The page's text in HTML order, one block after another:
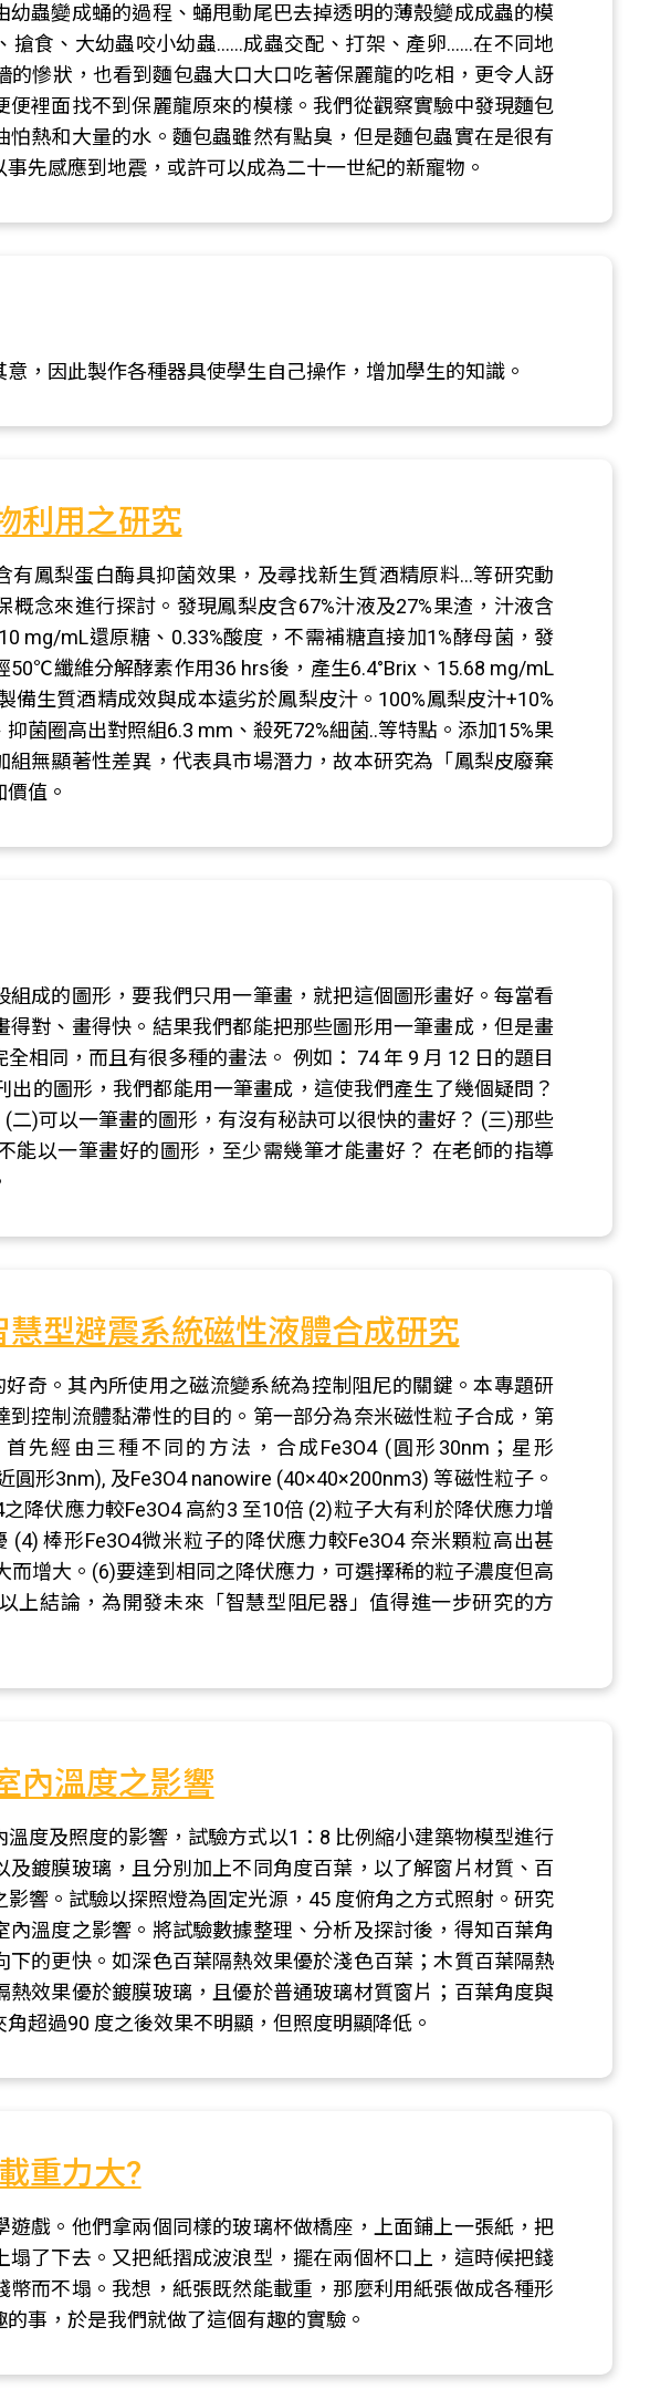
蟲變成蛹的過程、蛹甩動尾巴去掉透明的薄殼變成成蟲的模
食、大幼蟲咬小幼蟲......成蟲交配、打架、產卵......在不同地
的慘狀，也看到麵包蟲大口大口吃著保麗龍的吃相，更令人訝
裡面找不到保麗龍原來的模樣。我們從觀察實驗中發現麵包
熱和大量的水。麵包蟲雖然有點臭，但是麵包蟲實在是很有
先感應到地震，或許可以成為二十一世紀的新寵物。
，因此製作各種器具使學生自己操作，增加學生的知識。
利用之研究
有鳳梨蛋白酶具抑菌效果，及尋找新生質酒精原料…等研究動
念來進行探討。發現鳳梨皮含67%汁液及27%果渣，汁液含
mg/mL還原糖、0.33%酸度，不需補糖直接加1%酵母菌，發
50℃纖維分解酵素作用36 hrs後，產生6.4°Brix、15.68 mg/mL
備生質酒精成效與成本遠劣於鳳梨皮汁。100%鳳梨皮汁+10%
菌圈高出對照組6.3 mm、殺死72%細菌..等特點。添加15%果
無顯著性差異，代表具市場潛力，故本研究為「鳳梨皮廢棄
值。
組成的圖形，要我們只用一筆畫，就把這個圖形畫好。每當看
對、畫得快。結果我們都能把那些圖形用一筆畫成，但是畫
相同，而且有很多種的畫法。 例如： 74 年 9 月 12 日的題目
的圖形，我們都能用一筆畫成，這使我們產生了幾個疑問？
二)可以一筆畫的圖形，有沒有秘訣可以很快的畫好？ (三)那些
能以一筆畫好的圖形，至少需幾筆才能畫好？ 在老師的指導
型避震系統磁性液體合成研究
奇。其內所使用之磁流變系統為控制阻尼的關鍵。本專題研
控制流體黏滯性的目的。第一部分為奈米磁性粒子合成，第
先經由三種不同的方法，合成Fe3O4 (圓形30nm；星形
圓形3nm), 及Fe3O4 nanowire (40×40×200nm3) 等磁性粒子。
降伏應力較Fe3O4 高約3 至10倍 (2)粒子大有利於降伏應力增
棒形Fe3O4微米粒子的降伏應力較Fe3O4 奈米顆粒高出甚
而增大。(6)要達到相同之降伏應力，可選擇稀的粒子濃度但高
上結論，為開發未來「智慧型阻尼器」值得進一步研究的方
內溫度之影響
度及照度的影響，試驗方式以1：8 比例縮小建築物模型進行
鍍膜玻璃，且分別加上不同角度百葉，以了解窗片材質、百
響。試驗以探照燈為固定光源，45 度俯角之方式照射。研究
溫度之影響。將試驗數據整理、分析及探討後，得知百葉角
的更快。如深色百葉隔熱效果優於淺色百葉；木質百葉隔熱
效果優於鍍膜玻璃，且優於普通玻璃材質窗片；百葉角度與
超過90 度之後效果不明顯，但照度明顯降低。
重力大?
戲。他們拿兩個同樣的玻璃杯做橋座，上面鋪上一張紙，把
了下去。又把紙摺成波浪型，擺在兩個杯口上，這時候把錢
幣而不塌。我想，紙張既然能載重，那麼利用紙張做成各種形
事，於是我們就做了這個有趣的實驗。